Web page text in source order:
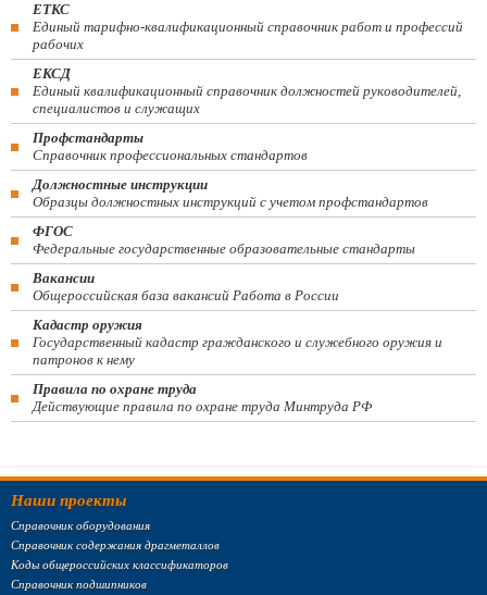
ЕТКС
Единый тарифно-квалификационный справочник работ и профессий
рабочих
ЕКСД
Единый квалификационный справочник должностей руководителей,
специалистов и служащих
Профстандарты
Справочник профессиональных стандартов
Должностные инструкции
Образцы должностных инструкций с учетом профстандартов
ФГОС
Федеральные государственные образовательные стандарты
Вакансии
Общероссийская база вакансий Работа в России
Кадастр оружия
Государственный кадастр гражданского и служебного оружия и
патронов к нему
Правила по охране труда
Действующие правила по охране труда Минтруда РФ
Наши проекты
Справочник оборудования
Справочник содержания драгметаллов
Коды общероссийских классификаторов
Справочник подшипников